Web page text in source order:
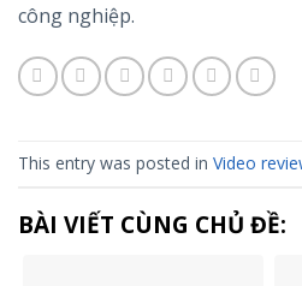
công nghiệp.
This entry was posted in Video
BÀI VIẾT CÙNG CHỦ ĐỀ: